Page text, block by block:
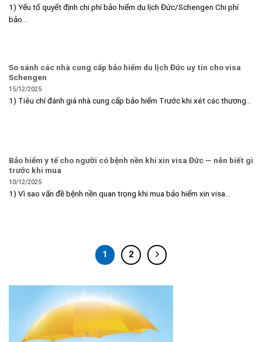
1) Yếu tố quyết định chi phí bảo hiểm du lịch Đức/Schengen Chi phí
bảo...
So sánh các nhà cung cấp bảo hiểm du lịch Đức uy tín cho visa
Schengen
15/12/2025
1) Tiêu chí đánh giá nhà cung cấp bảo hiểm Trước khi xét các thương...
Bảo hiểm y tế cho người có bệnh nền khi xin visa Đức — nên biết gì
trước khi mua
10/12/2025
1) Vì sao vấn đề bệnh nền quan trọng khi mua bảo hiểm xin visa...
1 2